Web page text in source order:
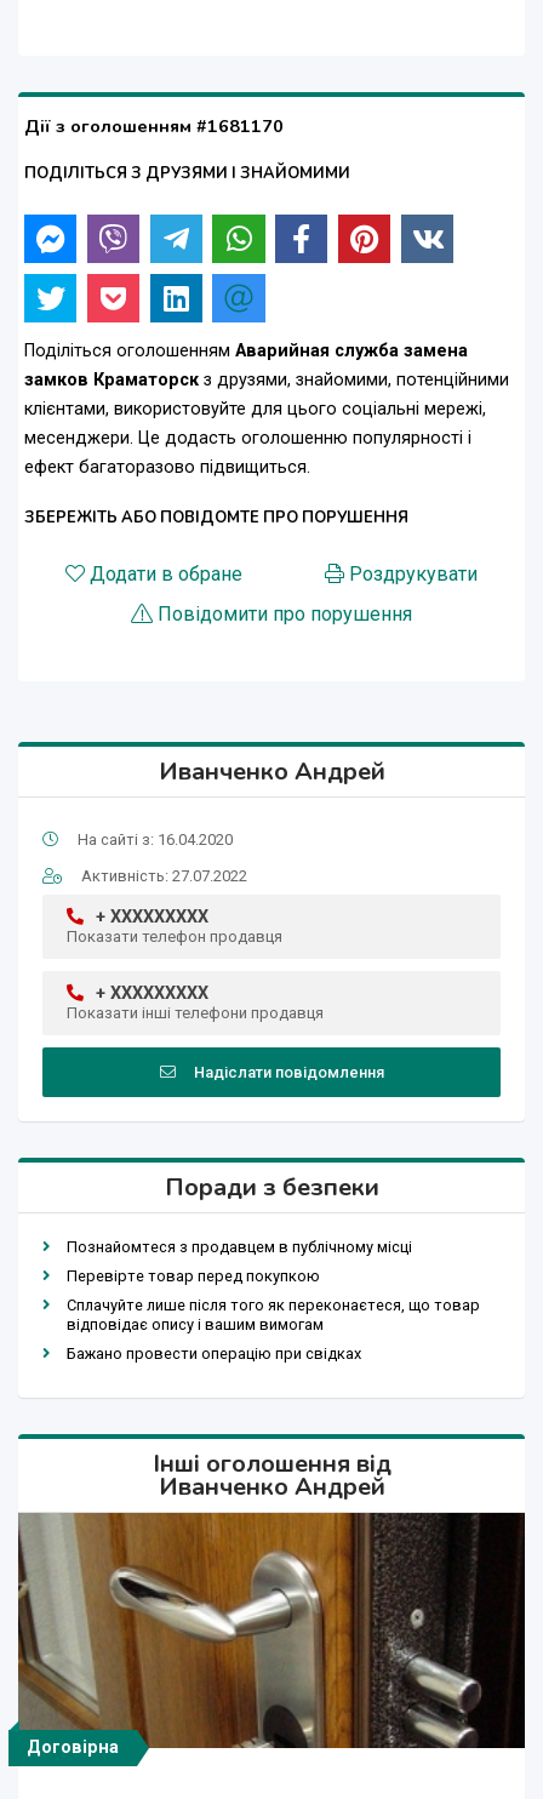
Дії з оголошенням #1681170
ПОДІЛІТЬСЯ З ДРУЗЯМИ І ЗНАЙОМИМИ
Поділіться оголошенням Аварийная служба замена
замков Краматорск з друзями, знайомими, потенційними
клієнтами, використовуйте для цього соціальні мережі,
месенджери. Це додасть оголошенню популярності і
ефект багаторазово підвищиться.
ЗБЕРЕЖІТЬ АБО ПОВІДОМТЕ ПРО ПОРУШЕННЯ
Додати в обране
Роздрукувати
Повідомити про порушення
Иванченко Андрей
На сайті з: 16.04.2020
Активність: 27.07.2022
+ XXXXXXXXX
Показати телефон продавця
+ XXXXXXXXX
Показати інші телефони продавця
Надіслати повідомлення
Поради з безпеки
Познайомтеся з продавцем в публічному місці
Перевірте товар перед покупкою
Сплачуйте лише після того як переконаєтеся, що товар
відповідає опису і вашим вимогам
Бажано провести операцію при свідках
Інші оголошення від
Иванченко Андрей
Договірна
150 грн.
150 грн.
Договірна Договірна
Договірна
Договірна
Договірна
Договірна
Договірна
Договірна
150 грн.